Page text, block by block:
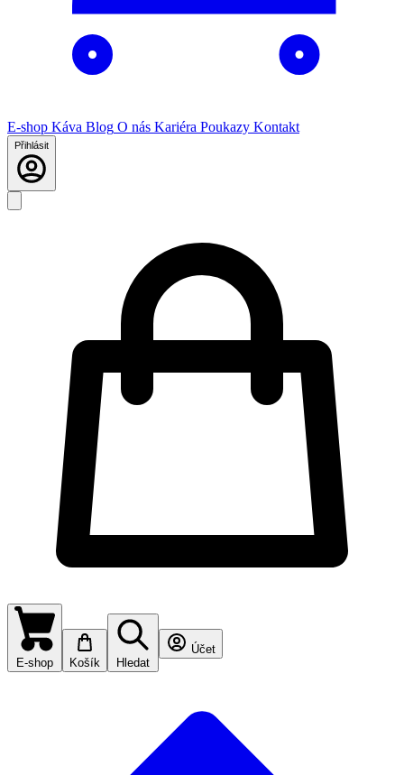
E-shop Káva Blog O nás Kariéra Poukazy Kontakt
Přihlásit
E-shop Košík Hledat
Účet